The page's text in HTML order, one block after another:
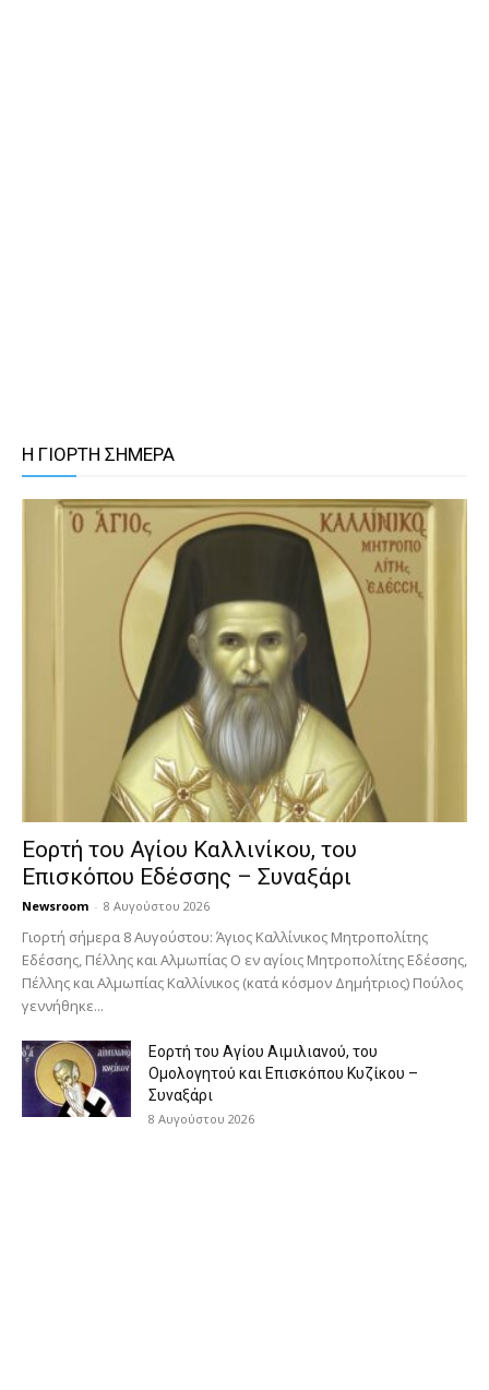
Η ΓΙΟΡΤΗ ΣΗΜΕΡΑ
Εορτή του Αγίου Καλλινίκου, του
Επισκόπου Εδέσσης – Συναξάρι
Newsroom - 8 Αυγούστου 2026
Γιορτή σήμερα 8 Αυγούστου: Άγιος Καλλίνικος Μητροπολίτης
Εδέσσης, Πέλλης και Αλμωπίας Ο εν αγίοις Μητροπολίτης Εδέσσης,
Πέλλης και Αλμωπίας Καλλίνικος (κατά κόσμον Δημήτριος) Πούλος
γεννήθηκε...
Εορτή του Αγίου Αιμιλιανού, του
Ομολογητού και Επισκόπου Κυζίκου –
Συναξάρι
8 Αυγούστου 2026